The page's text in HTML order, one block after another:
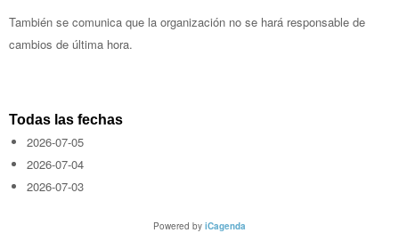
También se comunica que la organización no se hará responsable de
cambios de última hora.
Todas las fechas
2026-07-05
2026-07-04
2026-07-03
Powered by iCagenda